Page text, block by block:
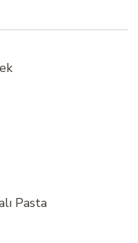
Pasta